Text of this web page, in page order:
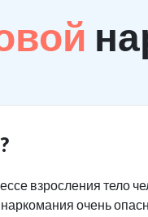
взросления тело
очень